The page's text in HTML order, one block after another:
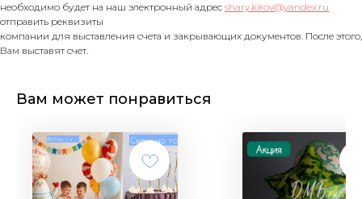
необходимо будет на наш электронный адрес shary.kirov@yandex.ru
отправить реквизиты
компании для выставления счета и закрывающих документов. После этого,
Вам выставят счет.
Вам может понравиться